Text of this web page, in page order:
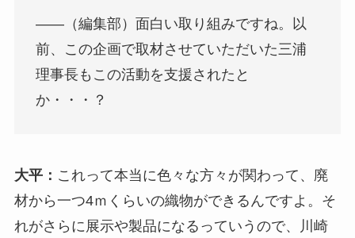
――（編集部）面白い取り組みですね。以
前、この企画で取材させていただいた三浦
理事長もこの活動を支援されたと
か・・・？
大平： これって本当に色々な方々が関わって、廃
材から一つ4ｍくらいの織物ができるんですよ。そ
れがさらに展示や製品になるっていうので、川崎